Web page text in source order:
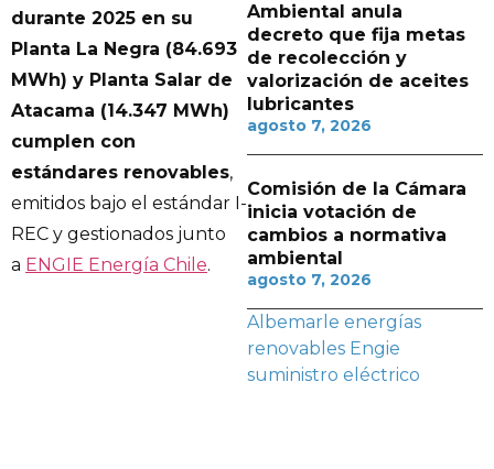
durante 2025 en su
Planta La Negra (84.693
MWh) y Planta Salar de
Atacama (14.347 MWh)
cumplen con
estándares renovables,
emitidos bajo el estándar I-
REC y gestionados junto
a ENGIE Energía Chile.
Ambiental anula
decreto que fija metas
de recolección y
valorización de aceites
lubricantes
agosto 7, 2026
Comisión de la Cámara
inicia votación de
cambios a normativa
ambiental
agosto 7, 2026
Albemarle energías
renovables Engie
suministro eléctrico